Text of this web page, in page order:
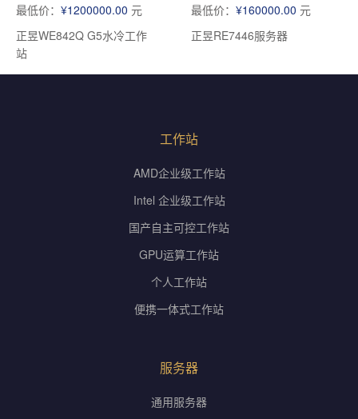
最低价： ¥1200000.00 元
正昱WE842Q G5水冷工作
站
最低价： ¥160000.00 元
正昱RE7446服务器
工作站
AMD企业级工作站
Intel 企业级工作站
国产自主可控工作站
GPU运算工作站
个人工作站
便携一体式工作站
服务器
通用服务器